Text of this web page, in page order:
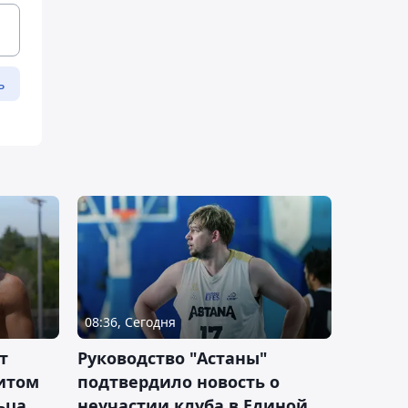
08:36, Сегодня
Руководство "Астаны"
подтвердило новость о